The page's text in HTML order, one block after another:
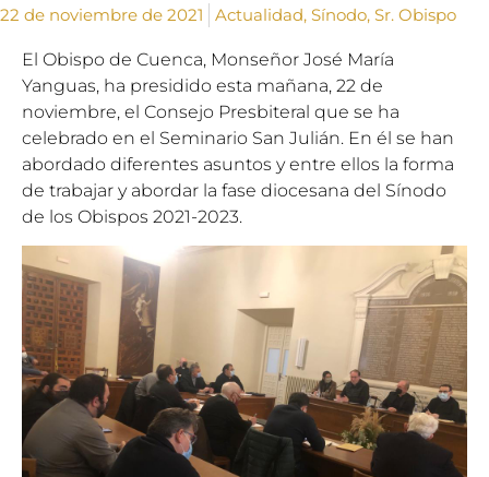
22 de noviembre de 2021 Actualidad, Sínodo, Sr. Obispo
El Obispo de Cuenca, Monseñor José María
Yanguas, ha presidido esta mañana, 22 de
noviembre, el Consejo Presbiteral que se ha
celebrado en el Seminario San Julián. En él se han
abordado diferentes asuntos y entre ellos la forma
de trabajar y abordar la fase diocesana del Sínodo
de los Obispos 2021-2023.